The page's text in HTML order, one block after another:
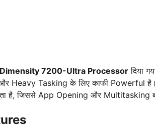
7200-Ultra Processorदिया
Heavy Tasking के लिए काफी Powerful
है, जिससे App Opening और Multitasking